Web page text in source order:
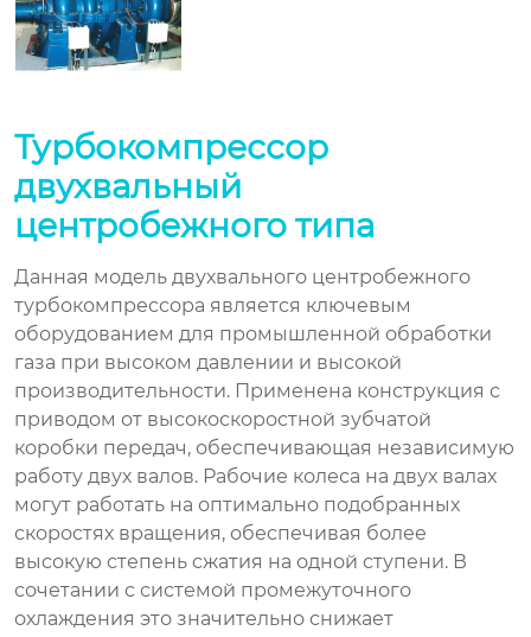
Турбокомпрессор
двухвальный
центробежного типа
Данная модель двухвального центробежного
турбокомпрессора является ключевым
оборудованием для промышленной обработки
газа при высоком давлении и высокой
производительности. Применена конструкция с
приводом от высокоскоростной зубчатой
коробки передач, обеспечивающая независимую
работу двух валов. Рабочие колеса на двух валах
могут работать на оптимально подобранных
скоростях вращения, обеспечивая более
высокую степень сжатия на одной ступени. В
сочетании с системой промежуточного
охлаждения это значительно снижает